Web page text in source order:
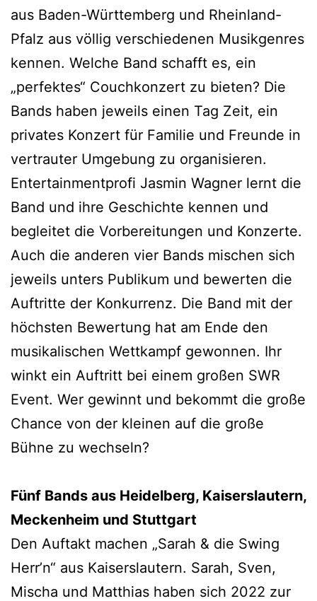
aus Baden-Württemberg und Rheinland-
Pfalz aus völlig verschiedenen Musikgenres
kennen. Welche Band schafft es, ein
„perfektes“ Couchkonzert zu bieten? Die
Bands haben jeweils einen Tag Zeit, ein
privates Konzert für Familie und Freunde in
vertrauter Umgebung zu organisieren.
Entertainmentprofi Jasmin Wagner lernt die
Band und ihre Geschichte kennen und
begleitet die Vorbereitungen und Konzerte.
Auch die anderen vier Bands mischen sich
jeweils unters Publikum und bewerten die
Auftritte der Konkurrenz. Die Band mit der
höchsten Bewertung hat am Ende den
musikalischen Wettkampf gewonnen. Ihr
winkt ein Auftritt bei einem großen SWR
Event. Wer gewinnt und bekommt die große
Chance von der kleinen auf die große
Bühne zu wechseln?
Fünf Bands aus Heidelberg, Kaiserslautern,
Meckenheim und Stuttgart
Den Auftakt machen „Sarah & die Swing
Herr’n“ aus Kaiserslautern. Sarah, Sven,
Mischa und Matthias haben sich 2022 zur